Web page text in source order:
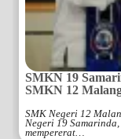
SMKN 19
SMKN 12
SMK Negeri 12
Negeri 19
mempererat…